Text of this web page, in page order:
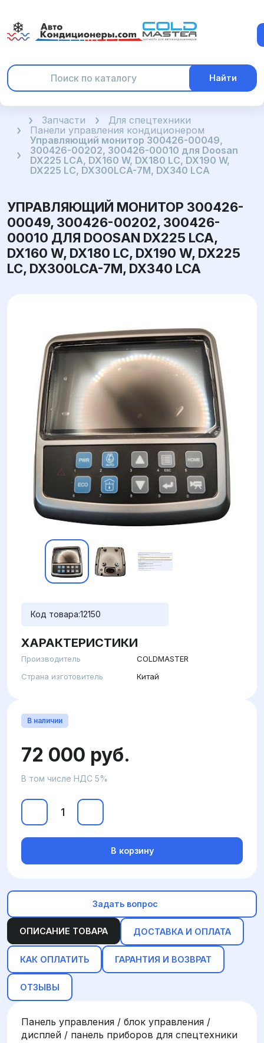
Найти
ГлавнаяЗапчасти
Для спецтехники
Панели управления кондиционером
Управляющий монитор 300426-00049,
300426-00202, 300426-00010 для Doosan
DX225 LCA, DX160 W, DX180 LC, DX190 W,
DX225 LC, DX300LCA-7M, DX340 LCA
УПРАВЛЯЮЩИЙ МОНИТОР 300426-
00049, 300426-00202, 300426-
00010 ДЛЯ DOOSAN DX225 LCA,
DX160 W, DX180 LC, DX190 W, DX225
LC, DX300LCA-7M, DX340 LCA
Код товара:12150
ХАРАКТЕРИСТИКИ
Производитель
COLDMASTER
Страна изготовитель
Китай
ОПИСАНИЕ ТОВАРА ДОСТАВКА И ОПЛАТА
КАК ОПЛАТИТЬ ГАРАНТИЯ И ВОЗВРАТ
ОТЗЫВЫ
Панель управления / блок управления /
дисплей / панель приборов для спецтехники
В наличии
72 000 руб.
В том числе НДС 5%
В корзину
Задать вопрос